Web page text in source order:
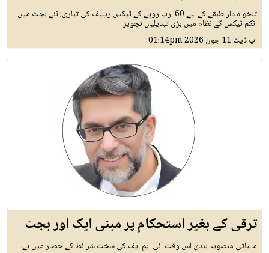
تنخواہ دار طبقے کے لیے 60 ارب روپے کے ٹیکس ریلیف کی تیاری: نئے بجٹ میں
انکم ٹیکس کے نظام میں بڑی تبدیلیاں تجویز
اپ ڈیٹ 11 جون 2026 01:14pm
ترقی کے بغیر استحکام پر مبنی ایک اور بجٹ
مالیاتی منصوبہ بندی اس وقت آئی ایم ایف کی سخت شرائط کے حصار میں ہے۔